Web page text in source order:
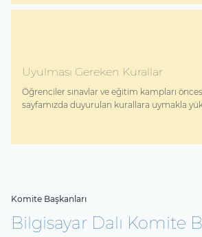
Uyulması Gereken Kurallar
Öğrenciler sınavlar ve eğitim kampları
sayfamızda duyurulan kurallara uymakla
Komite Başkanları
Bilgisayar Dalı Komite